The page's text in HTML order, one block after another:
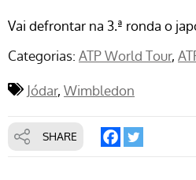
Vai defrontar na 3.ª ronda o
Categorias: ATP World Tour
Jódar Wimbledon
SHARE